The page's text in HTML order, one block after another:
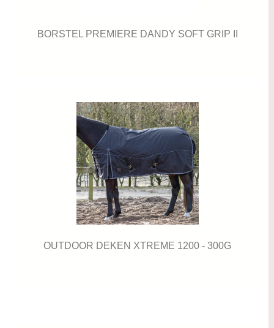
BORSTEL PREMIERE DANDY SOFT GRIP II
OUTDOOR DEKEN XTREME 1200 - 300G